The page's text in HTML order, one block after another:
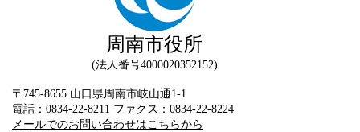
周南市役所
法人番号4000020352152
〒745-8655 山口県周南市岐山通1-1
電話：0834-22-8211 ファクス：0834-22-8224
メールでのお問い合わせはこちらから